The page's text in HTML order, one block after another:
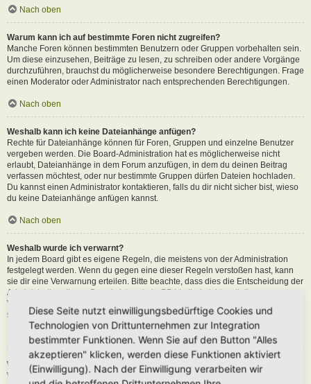
Nach oben
Warum kann ich auf bestimmte Foren nicht zugreifen?
Manche Foren können bestimmten Benutzern oder Gruppen vorbehalten sein.
Um diese einzusehen, Beiträge zu lesen, zu schreiben oder andere Vorgänge
durchzuführen, brauchst du möglicherweise besondere Berechtigungen. Frage
einen Moderator oder Administrator nach entsprechenden Berechtigungen.
Nach oben
Weshalb kann ich keine Dateianhänge anfügen?
Rechte für Dateianhänge können für Foren, Gruppen und einzelne Benutzer
vergeben werden. Die Board-Administration hat es möglicherweise nicht
erlaubt, Dateianhänge in dem Forum anzufügen, in dem du deinen Beitrag
verfassen möchtest, oder nur bestimmte Gruppen dürfen Dateien hochladen.
Du kannst einen Administrator kontaktieren, falls du dir nicht sicher bist, wieso
du keine Dateianhänge anfügen kannst.
Nach oben
Weshalb wurde ich verwarnt?
In jedem Board gibt es eigene Regeln, die meistens von der Administration
festgelegt werden. Wenn du gegen eine dieser Regeln verstoßen hast, kann
sie dir eine Verwarnung erteilen. Bitte beachte, dass dies die Entscheidung der
Administration dieses Boards ist und phpBB Limited nichts mit dieser
Verwarnung zu tun hat. Kontaktiere einen Administrator, sofern du die nicht
sicher bist, wieso du verwarnt wurdest.
Nach oben
Wie kann ich Beiträge den Moderatoren melden?
Wenn ein Administrator die entsprechenden Berechtigungen vergeben hat,
Diese Seite nutzt einwilligungsbedürftige Cookies und
Technologien von Drittunternehmen zur Integration
bestimmter Funktionen. Wenn Sie auf den Button "Alles
akzeptieren" klicken, werden diese Funktionen aktiviert
(Einwilligung). Nach der Einwilligung verarbeiten wir